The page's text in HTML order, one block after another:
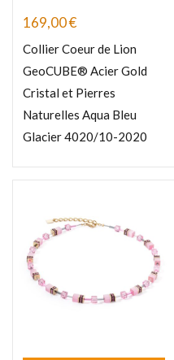
169,00€
Collier Coeur de Lion
GeoCUBE® Acier Gold
Cristal et Pierres
Naturelles Aqua Bleu
Glacier 4020/10-2020